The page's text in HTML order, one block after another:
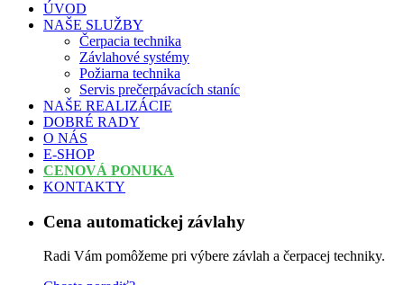
ÚVOD
NAŠE SLUŽBY
Čerpacia technika
Závlahové systémy
Požiarna technika
Servis prečerpávacích staníc
NAŠE REALIZÁCIE
DOBRÉ RADY
O NÁS
E-SHOP
CENOVÁ PONUKA
KONTAKTY
Cena automatickej závlahy
Radi Vám pomôžeme pri výbere závlah a čerpacej techniky.